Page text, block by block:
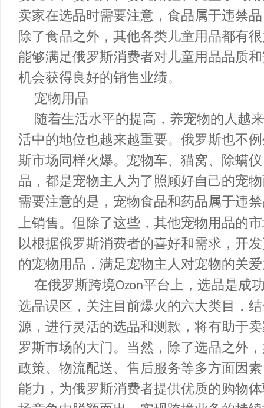
但当地人对儿童和婴儿的关爱有加，
多资源。这使得儿童用品和婴儿用品
婴儿车、婴儿床、婴儿浴缸、儿童学
卖家在选品时需要注意，食品属于违
除了食品之外，其他各类儿童用品都
能够满足俄罗斯消费者对儿童用品品
机会获得良好的销售业绩。
宠物用品
随着生活水平的提高，养宠物的人
活中的地位也越来越重要。俄罗斯也
斯市场同样火爆。宠物车、猫窝、除
品，都是宠物主人为了照顾好自己的
需要注意的是，宠物食品和药品属于
上销售。但除了这些，其他宠物用品
以根据俄罗斯消费者的喜好和需求，
的宠物用品，满足宠物主人对宠物的
在俄罗斯跨境 Ozon平台上，选品是
选品误区，关注目前爆火的六大类目